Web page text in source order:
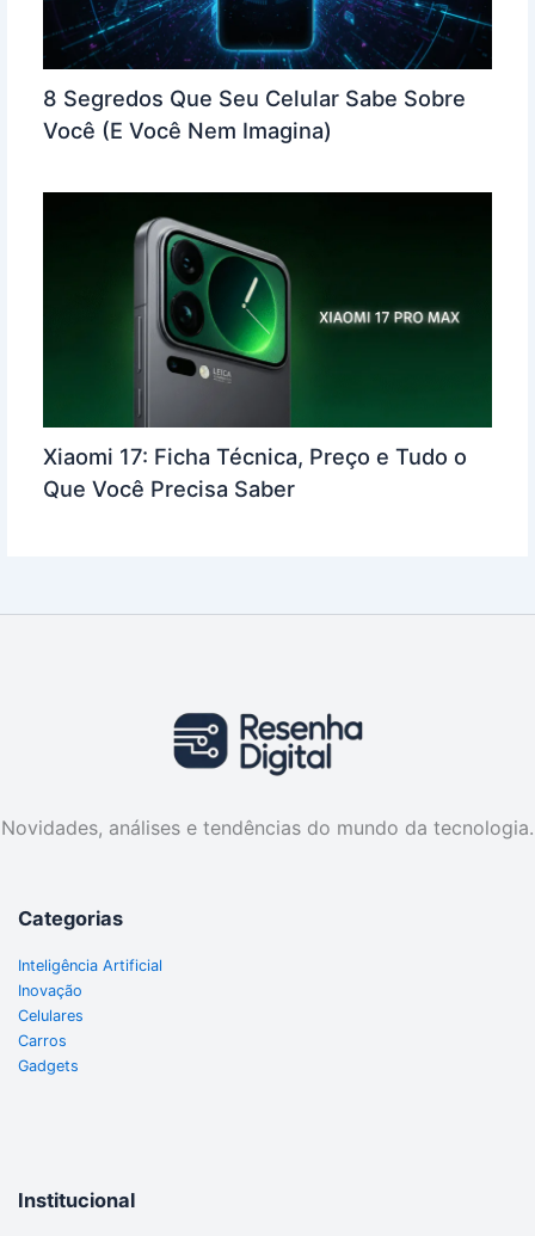
8 Segredos Que Seu Celular Sabe Sobre
Você (E Você Nem Imagina)
Xiaomi 17: Ficha Técnica, Preço e Tudo o
Que Você Precisa Saber
Novidades, análises e tendências do mundo da tecnologia.
Categorias
Inteligência Artificial
Inovação
Celulares
Carros
Gadgets
Institucional